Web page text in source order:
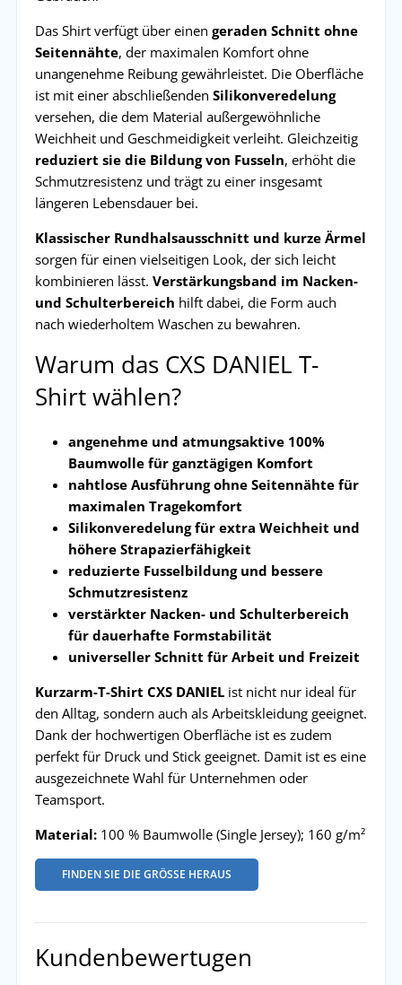
Das Shirt verfügt über einen geraden Schnitt ohne
Seitennähte, der maximalen Komfort ohne
unangenehme Reibung gewährleistet. Die Oberfläche
ist mit einer abschließenden Silikonveredelung
versehen, die dem Material außergewöhnliche
Weichheit und Geschmeidigkeit verleiht. Gleichzeitig
reduziert sie die Bildung von Fusseln, erhöht die
Schmutzresistenz und trägt zu einer insgesamt
längeren Lebensdauer bei.
Klassischer Rundhalsausschnitt und kurze Ärmel
sorgen für einen vielseitigen Look, der sich leicht
kombinieren lässt. Verstärkungsband im Nacken-
und Schulterbereich hilft dabei, die Form auch
nach wiederholtem Waschen zu bewahren.
Warum das CXS DANIEL T-
Shirt wählen?
angenehme und atmungsaktive 100%
Baumwolle für ganztägigen Komfort
nahtlose Ausführung ohne Seitennähte für
maximalen Tragekomfort
Silikonveredelung für extra Weichheit und
höhere Strapazierfähigkeit
reduzierte Fusselbildung und bessere
Schmutzresistenz
verstärkter Nacken- und Schulterbereich
für dauerhafte Formstabilität
universeller Schnitt für Arbeit und Freizeit
Kurzarm-T-Shirt CXS DANIEList nicht nur ideal für
den Alltag, sondern auch als Arbeitskleidung geeignet.
Dank der hochwertigen Oberfläche ist es zudem
perfekt für Druck und Stick geeignet. Damit ist es eine
ausgezeichnete Wahl für Unternehmen oder
Teamsport.
Material:100 % Baumwolle (Single Jersey); 160 g/m²
FINDEN SIE DIE GRÖSSE HERAUS
Kundenbewertugen